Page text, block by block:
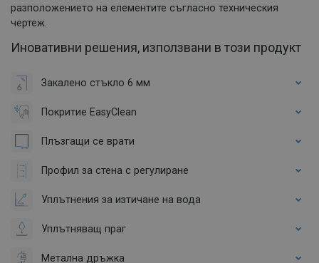
разположението на елементите съгласно техническия
чертеж.
Иновативни решения, използвани в този продукт
Закалено стъкло 6 мм
Покритие EasyClean
Плъзгащи се врати
Профил за стена с регулиране
Уплътнения за изтичане на вода
Уплътняващ праг
Метална дръжка